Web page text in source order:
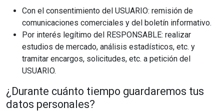
Con el consentimiento del USUARIO: remisión de
comunicaciones comerciales y del boletín informativo.
Por interés legítimo del RESPONSABLE: realizar
estudios de mercado, análisis estadísticos, etc. y
tramitar encargos, solicitudes, etc. a petición del
USUARIO.
¿Durante cuánto tiempo guardaremos tus
datos personales?